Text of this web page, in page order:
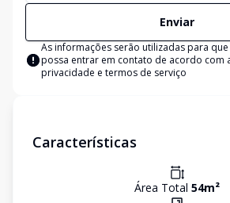
Enviar
As informações serão utilizadas para
possa entrar em contato de acordo com
privacidade e termos de serviço
Características
Área Total 54m²